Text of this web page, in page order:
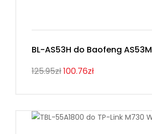
BL-AS53H do Baofeng AS53M
125.95zł100.76zł